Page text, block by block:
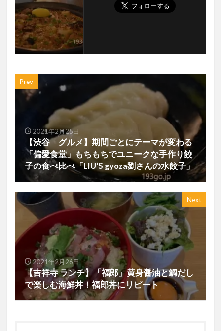
Prev
2021年2月25日
【渋谷 グルメ】期間ごとにテーマが変わる
「偏愛食堂」もちもちでユニークな手作り餃
子の食べ比べ「LIU‘S gyoza劉さんの水餃子」
Next
2021年2月26日
【吉祥寺 ランチ】「福郎」黄身醤油と鯛だし
で楽しむ海鮮丼！福郎丼にリピート